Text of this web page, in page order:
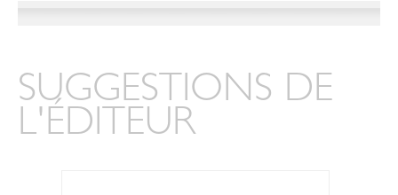
SUGGESTIONS DE
L'ÉDITEUR